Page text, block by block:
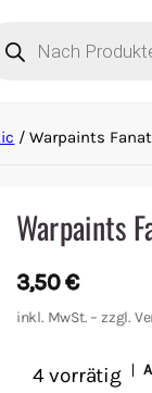
/ Warpaints
Warpaints
3,50€
inkl. MwSt. – zzgl.
4 vorrätig